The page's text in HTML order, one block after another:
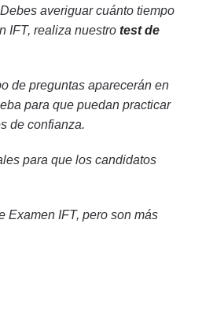
averiguar cuánto tiempo
IFT, realiza nuestro test de
de preguntas aparecerán en
para que puedan practicar
de confianza.
para que los candidatos
Examen IFT, pero son más